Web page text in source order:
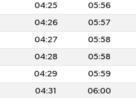
04:25 05:56
04:26 05:57
04:27 05:58
04:28 05:58
04:29 05:59
04:31 06:00